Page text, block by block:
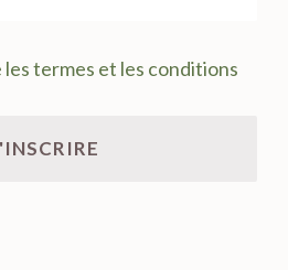
les termes et les conditions